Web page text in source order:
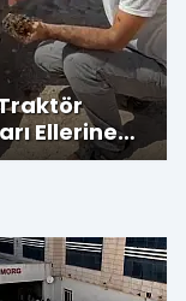
Traktör
Ellerine